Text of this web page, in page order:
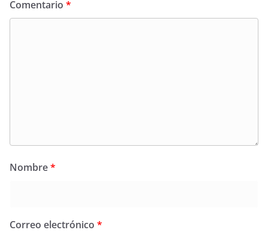
Comentario *
Nombre*
Correo electrónico *